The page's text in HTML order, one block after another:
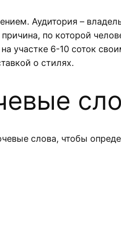
Аудитория –
по которой
участке 6-10 соток
о стилях.
слова, чтобы